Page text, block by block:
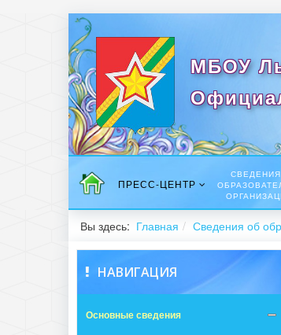
МБОУ
ПРЕСС-ЦЕНТР
Вы здесь: Главная Сведения об
НАВИГАЦИЯ
Основные сведения